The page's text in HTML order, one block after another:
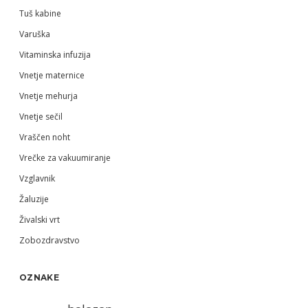
Tuš kabine
Varuška
Vitaminska infuzija
Vnetje maternice
Vnetje mehurja
Vnetje sečil
Vraščen noht
Vrečke za vakuumiranje
Vzglavnik
Žaluzije
Živalski vrt
Zobozdravstvo
OZNAKE